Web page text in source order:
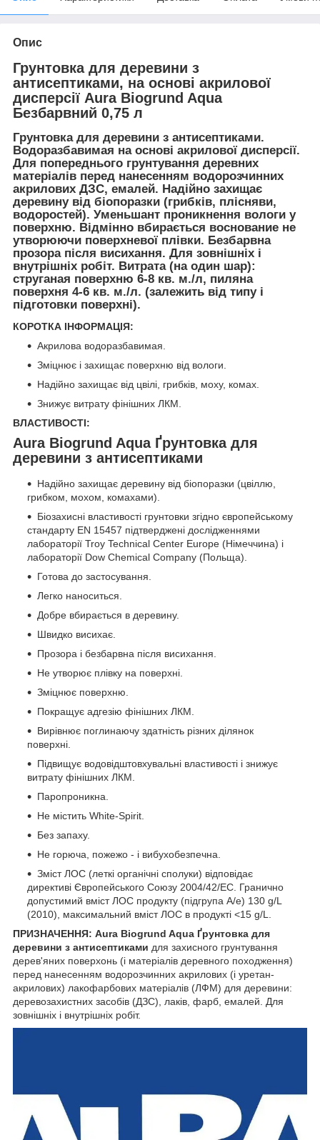
Опис
Грунтовка для деревини з
антисептиками, на основі акрилової
дисперсії Aura Biogrund Aqua
Безбарвний 0,75 л
Грунтовка для деревини з антисептиками.
Водоразбавимая на основі акрилової дисперсії.
Для попереднього грунтування деревних
матеріалів перед нанесенням водорозчинних
акрилових ДЗС, емалей. Надійно захищає
деревину від біопоразки (грибків, плісняви,
водоростей). Уменьшант проникнення вологи у
поверхню. Відмінно вбирається воснование не
утворюючи поверхневої плівки. Безбарвна
прозора після висихання. Для зовнішніх і
внутрішніх робіт. Витрата (на один шар):
струганая поверхню 6-8 кв. м./л, пиляна
поверхня 4-6 кв. м./л. (залежить від типу і
підготовки поверхні).
КОРОТКА ІНФОРМАЦІЯ:
Акрилова водоразбавимая.
Зміцнює і захищає поверхню від вологи.
Надійно захищає від цвілі, грибків, моху, комах.
Знижує витрату фінішних ЛКМ.
ВЛАСТИВОСТІ:
Aura Biogrund Aqua Ґрунтовка для
деревини з антисептиками
Надійно захищає деревину від біопоразки (цвіллю,
грибком, мохом, комахами).
Біозахисні властивості грунтовки згідно європейському
стандарту EN 15457 підтверджені дослідженнями
лабораторії Troy Technical Center Europe (Німеччина) і
лабораторії Dow Chemical Company (Польща).
Готова до застосування.
Легко наноситься.
Добре вбирається в деревину.
Швидко висихає.
Прозора і безбарвна після висихання.
Не утворює плівку на поверхні.
Зміцнює поверхню.
Покращує адгезію фінішних ЛКМ.
Вирівнює поглинаючу здатність різних ділянок
поверхні.
Підвищує водовідштовхувальні властивості і знижує
витрату фінішних ЛКМ.
Паропроникна.
Не містить White-Spirit.
Без запаху.
Не горюча, пожежо - і вибухобезпечна.
Зміст ЛОС (леткі органічні сполуки) відповідає
директиві Європейського Союзу 2004/42/EC. Гранично
допустимий вміст ЛОС продукту (підгрупа А/е) 130 g/L
(2010), максимальний вміст ЛОС в продукті <15 g/L.
ПРИЗНАЧЕННЯ: Aura Biogrund Aqua Ґрунтовка для
деревини з антисептиками для захисного грунтування
дерев'яних поверхонь (і матеріалів деревного походження)
перед нанесенням водорозчинних акрилових (і уретан-
акрилових) лакофарбових матеріалів (ЛФМ) для деревини:
деревозахистних засобів (ДЗС), лаків, фарб, емалей. Для
зовнішніх і внутрішніх робіт.